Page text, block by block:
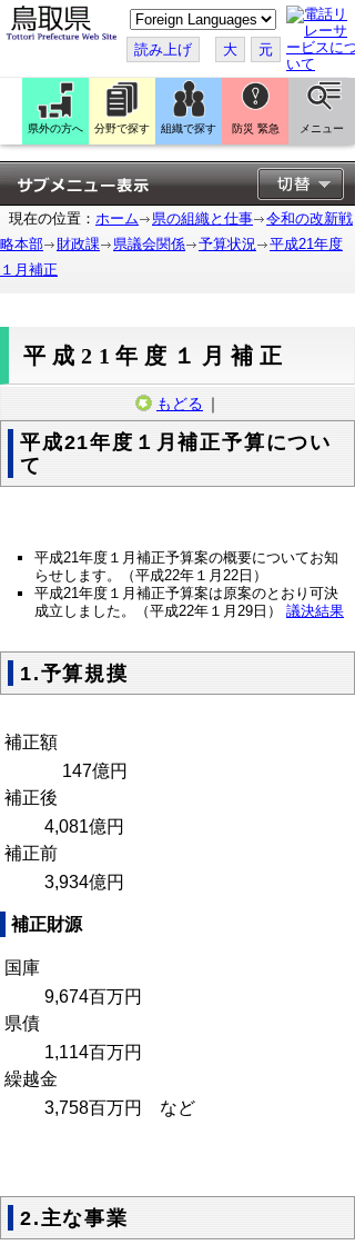
こ
の
ペ
ー
ジ
翻
訳
す
る
読み上げ 大 元
県外の方へ 分野で探す 組織で探す 防災 緊急 メニュー
現在の位置： ホーム 県の組織と仕事
令和の改新戦
略本部
財政課 県議会関係 予算状況
平成21年度
１月補正
平成21年度１月補正
もどる ｜
平成21年度１月補正予算につい
て
平成21年度１月補正予算案の概要についてお知
らせします。（平成22年１月22日）
平成21年度１月補正予算案は原案のとおり可決
成立しました。（平成22年１月29日） 議決結果
1.予算規摸
補正額
147億円
補正後
4,081億円
補正前
3,934億円
補正財源
国庫
9,674百万円
県債
1,114百万円
繰越金
3,758百万円 など
2.主な事業